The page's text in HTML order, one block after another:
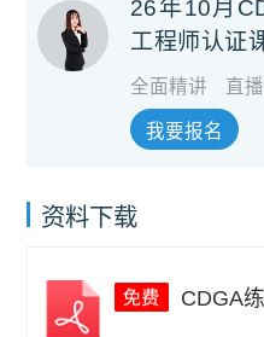
26年10月
工程师认证
试费+培训费
全面精讲 直
我要报名
资料下载
CDGA